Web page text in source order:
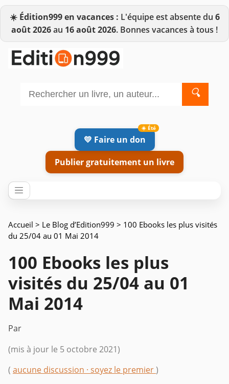
☀️ Édition999 en vacances : L'équipe est absente du 6
août 2026au 16 août 2026. Bonnes vacances à tous !
🔍
💛 Faire un don
Publier gratuitement un livre
Accueil > Le Blog d’Edition999 > 100 Ebooks les plus visités
du 25/04 au 01 Mai 2014
100 Ebooks les plus
visités du 25/04 au 01
Mai 2014
Par
(mis à jour le 5 octobre 2021)
( aucune discussion · soyez le premier)